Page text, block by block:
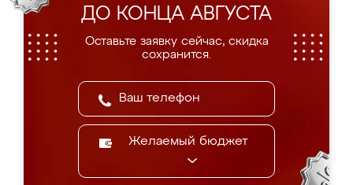
ДО КОНЦА АВГУСТА
Оставьте заявку сейчас, скидка
сохранится.
Желаемый бюджет